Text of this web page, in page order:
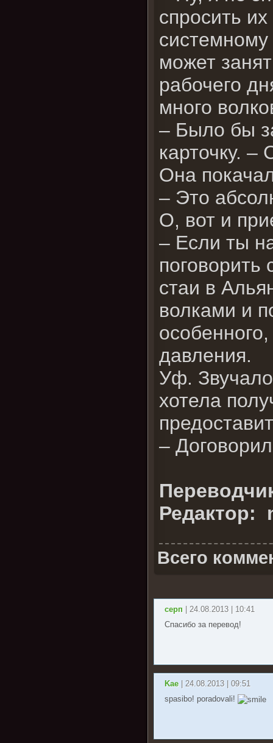
спросить
может
рабочего
много
– Было бы
карточку.
Она
– Это
О, вот и
– Если ты
стаи в
волками и
давления.
Уф.
хотела
–
Редактор:
Всего
серп | 24.08.2013 | 10:41
Спасибо за перевод!
Kae | 24.08.2013 | 09:51
spasibo! poradovali!